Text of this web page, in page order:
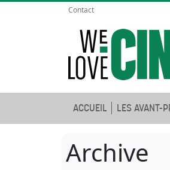
Contact
ACCUEIL LES AVANT-
Archive